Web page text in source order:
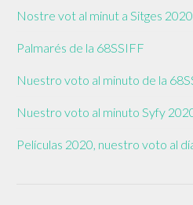
Nostre vot al minut a Sitges 2020
Palmarés de la 68SSIFF
Nuestro voto al minuto de la
Nuestro voto al minuto Syfy
Películas 2020, nuestro voto al